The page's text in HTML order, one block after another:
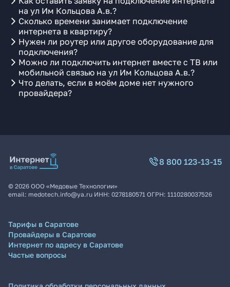
на ул Им Кольцова А.в.?
Сколько времени занимает подключение
интернета в квартиру?
Нужен ли роутер или другое оборудование для
подключения?
Можно ли подключить интернет вместе с ТВ или
мобильной связью на ул Им Кольцова А.в.?
Что делать, если в моём доме нет нужного
провайдера?
8 800 123-13-15
© 2026 ООО «Медовые Технологии»
email: medotech.info@ya.ru ИНН: 0278180571 ОГРН: 1110280037526
Тарифы в Саратове
Провайдеры в Саратове
Интернет по адресу в Саратове
Частые вопросы